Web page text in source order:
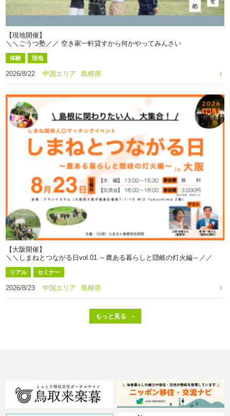
【現地開催】
＼＼ごうつ塾／／ 空き家一軒貸すから何かやってみんさい
体験 現地
2026/8/22 中国エリア 島根県
【大阪開催】
＼＼しまねとつながる日vol.01 ～農ある暮らしと隠岐の灯火編～／／
リアル セミナー
2026/8/23 中国エリア 島根県